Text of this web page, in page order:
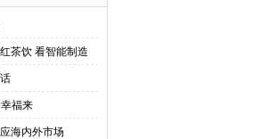
茶饮 看智能制造
福来
海内外市场